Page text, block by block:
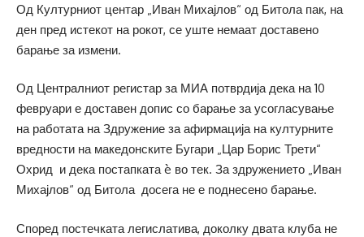
Од Културниот центар „Иван Михајлов“ од Битола пак, на
ден пред истекот на рокот, се уште немаат доставено
барање за измени.
Од Централниот регистар за МИА потврдија дека на 10
февруари е доставен допис со барање за усогласување
на работата на Здружение за афирмација на културните
вредности на македонските Бугари „Цар Борис Трети“
Охрид и дека постапката è во тек. За здружението „Иван
Михајлов“ од Битола досега не е поднесено барање.
Според постечката легислатива, доколку двата клуба не